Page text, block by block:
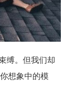
缚。但我们却
想象中的模